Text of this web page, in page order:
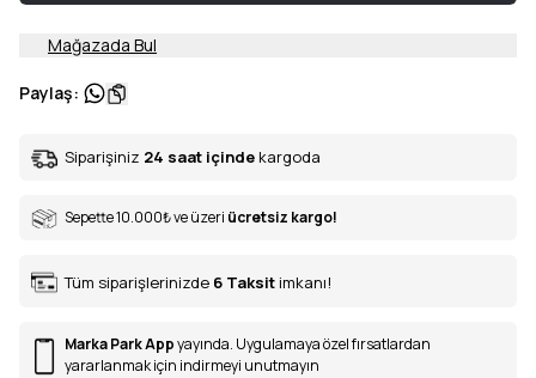
Mağazada Bul
Paylaş:
Siparişiniz 24 saat içinde kargoda
Sepette 10.000₺ve üzeri ücretsiz kargo!
Tüm siparişlerinizde 6 Taksit imkanı!
Marka Park Appyayında. Uygulamaya özel fırsatlardan
yararlanmak için indirmeyi unutmayın